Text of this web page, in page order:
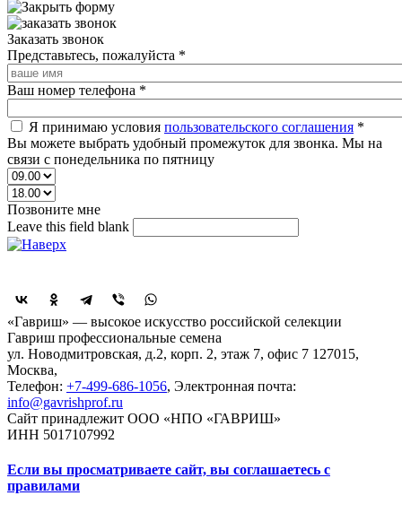
Заказать звонок
Представьтесь, пожалуйста *
Ваш номер телефона *
Я принимаю условия пользовательского соглашения *
Вы можете выбрать удобный промежуток для звонка. Мы на
связи с понедельника по пятницу
Позвоните мне
Leave this field blank
«Гавриш» — высокое искусство российской селекции
Гавриш профессиональные семена
ул. Новодмитровская, д.2, корп. 2, этаж 7, офис 7 127015,
Москва,
Телефон: +7-499-686-1056, Электронная почта:
info@gavrishprof.ru
Сайт принадлежит ООО «НПО «ГАВРИШ»
ИНН 5017107992
Если вы просматриваете сайт, вы соглашаетесь с
правилами